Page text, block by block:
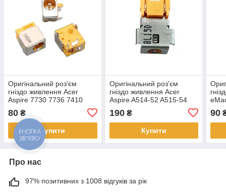
Оригінальний роз'єм
гніздо живлення Acer
Aspire 7730 7736 7410
7540 2350 4310 4530 3100
9500 5.5 x 1.7мм
80 ₴
Купити
Оригінальний роз'єм
гніздо живлення Acer
Aspire A514-52 A515-54
A515-54G A515-55 A315-
55G A515-56 3.0 x 1.1мм
190₴
Купити
x
90
Про нас
97% позитивних з 1008 відгуків за рік